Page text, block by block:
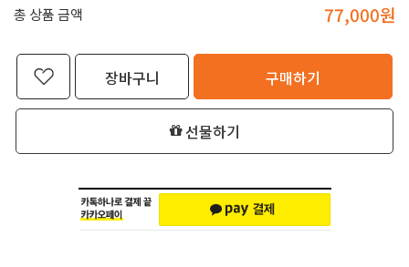
총 상품 금액 77,000원
장바구니 구매하기
선물하기